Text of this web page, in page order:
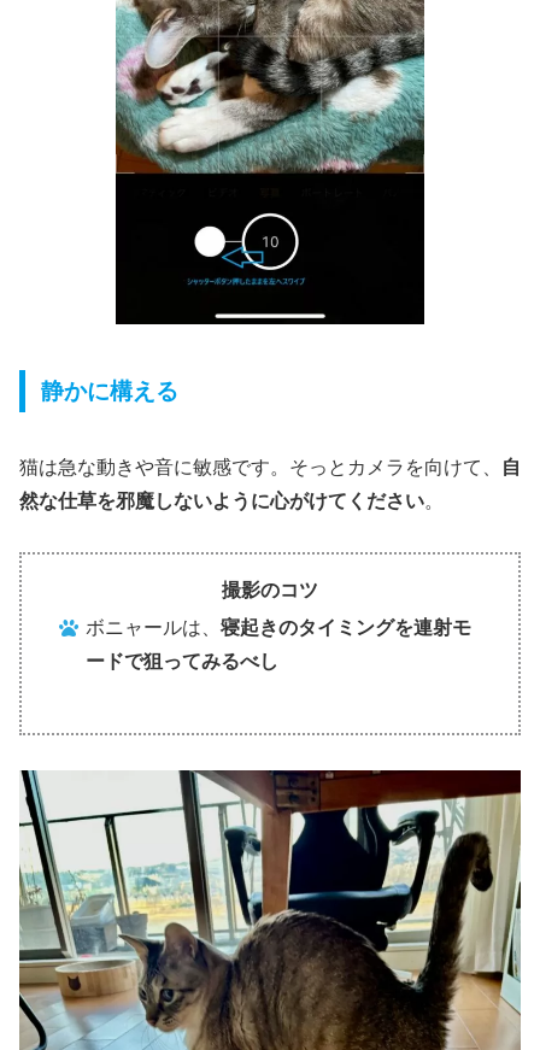
静かに構える
猫は急な動きや音に敏感です。そっとカメラを向けて、
自
然な仕草を邪魔しないように心がけてください。
撮影のコツ
ボニャールは、寝起きのタイミングを連射モ
ードで狙ってみるべし